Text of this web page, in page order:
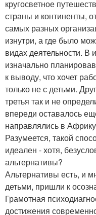
кругосветное
страны и континенты,
самых разных
изнутри, а где было
видах деятельности. В
изначально
к выводу, что хочет
только не с детьми.
третья так и не
впереди оставалось
направлялись в
Разумеется, такой
идеален - хотя,
альтернативы?
Альтернативы есть, и
детьми, пришли к
Грамотная
достижения